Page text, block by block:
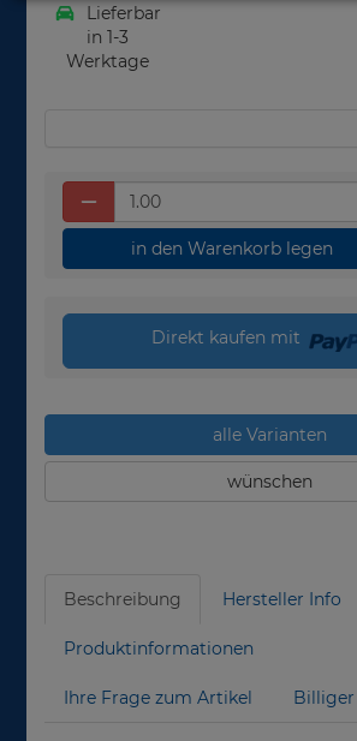
Lieferbar
in 1-3
Werktage
in den Warenkorb legen
Direkt kaufen mit
alle Varianten
wünschen
Beschreibung Hersteller Info
Produktinformationen
Ihre Frage zum Artikel Billiger